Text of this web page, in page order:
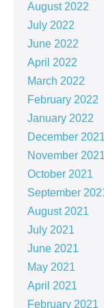
August 2022
July 2022
June 2022
April 2022
March 2022
February 2022
January 2022
December 2021
November 2021
October 2021
September
August 2021
July 2021
June 2021
May 2021
April 2021
February 2021